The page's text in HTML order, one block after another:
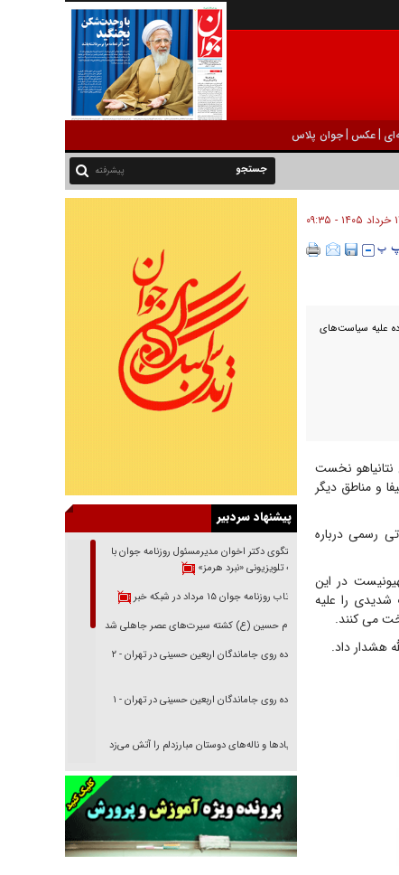
|عکس |جوان پلاس
پیشرفته
۰۹:۳۵
علیه سیاست‌های
نتانیاهو نخست
و مناطق دیگر
رسمی درباره
در این
را علیه
می کنند.
هشدار داد.
پیشنهاد سردبیر
گفتگوی دکتر اخوان مدیرمسئول روزنامه جوان با
برنامه تلویزیونی «نبرد هرمز»
بازتاب روزنامه جوان ۱۵ مرداد در شبکه خبر
امام حسین (ع) کشته سیرت‌های عصر جاهلی شد
پیاده روی جاماندگان اربعین حسینی در تهران - ۲
پیاده روی جاماندگان اربعین حسینی در تهران - ۱
فریاد‌ها و ناله‌های دوستان مبارزدلم را آتش می‌زد
تغییر رویه دشمن در ترور از شیخ فضل‌الله تا مصباح
خرید قسطی اولش خنده و آخرش گریه است!
فوتبال و آن «بالا»!